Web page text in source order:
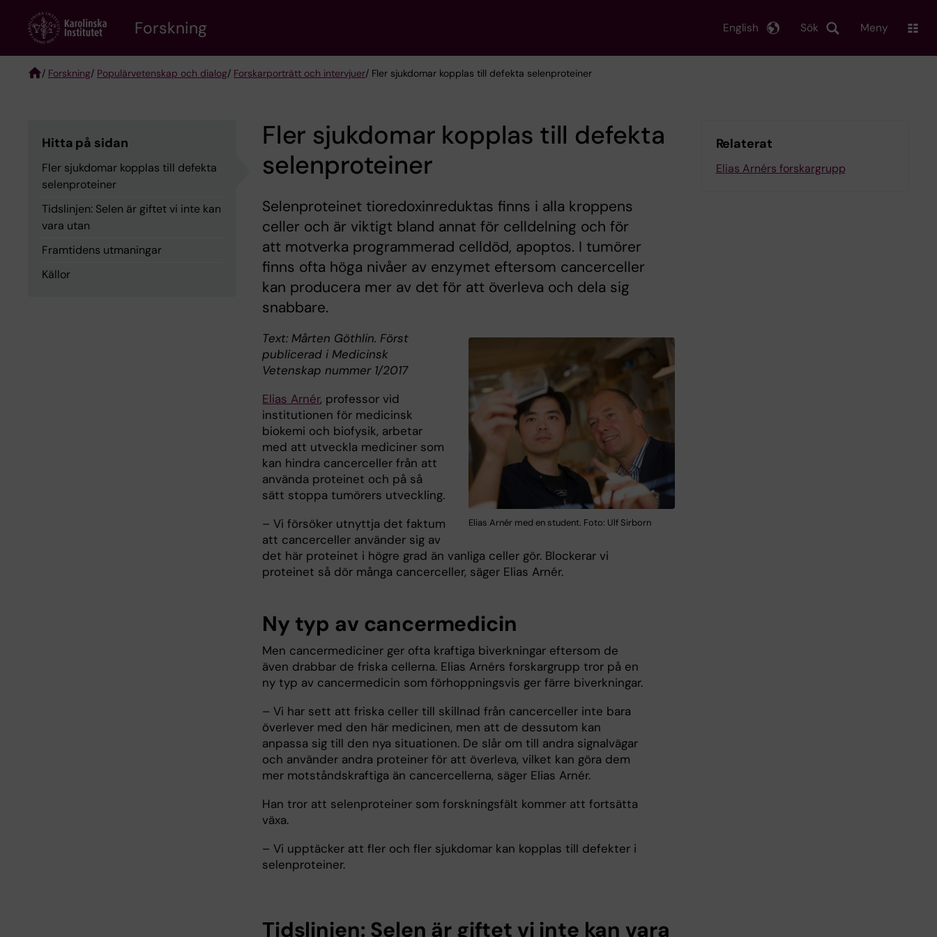
content
Forskning Sök
English Meny
/ Forskning/ Populärvetenskap och dialog/ Forskarporträtt och intervjuer/ Fler sjukdomar kopplas till defekta selenproteiner
Hitta på sidan
Fler sjukdomar kopplas till defekta
selenproteiner
Tidslinjen: Selen är giftet vi inte kan
vara utan
Framtidens utmaningar
Källor
Fler sjukdomar kopplas till defekta
selenproteiner
Selenproteinet tioredoxinreduktas finns i alla kroppens
celler och är viktigt bland annat för celldelning och för
att motverka programmerad celldöd, apoptos. I tumörer
finns ofta höga nivåer av enzymet eftersom cancerceller
kan producera mer av det för att överleva och dela sig
snabbare.
Elias Arnér med en student. Foto: Ulf Sirborn
Text: Mårten Göthlin. Först
publicerad i Medicinsk
Vetenskap nummer 1/2017
Elias Arnér, professor vid
institutionen för medicinsk
biokemi och biofysik, arbetar
med att utveckla mediciner som
kan hindra cancerceller från att
använda proteinet och på så
sätt stoppa tumörers utveckling.
– Vi försöker utnyttja det faktum
att cancerceller använder sig av
det här proteinet i högre grad än vanliga celler gör. Blockerar vi
proteinet så dör många cancerceller, säger Elias Arnér.
Ny typ av cancermedicin
Men cancermediciner ger ofta kraftiga biverkningar eftersom de
även drabbar de friska cellerna. Elias Arnérs forskargrupp tror på en
ny typ av cancermedicin som förhoppningsvis ger färre biverkningar.
– Vi har sett att friska celler till skillnad från cancerceller inte bara
överlever med den här medicinen, men att de dessutom kan
anpassa sig till den nya situationen. De slår om till andra signalvägar
och använder andra proteiner för att överleva, vilket kan göra dem
mer motståndskraftiga än cancercellerna, säger Elias Arnér.
Han tror att selenproteiner som forskningsfält kommer att fortsätta
växa.
– Vi upptäcker att fler och fler sjukdomar kan kopplas till defekter i
selenproteiner.
Tidslinjen: Selen är giftet vi inte kan vara
Relaterat
Elias Arnérs forskargrupp